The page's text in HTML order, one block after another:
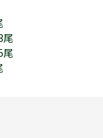
尾
尾